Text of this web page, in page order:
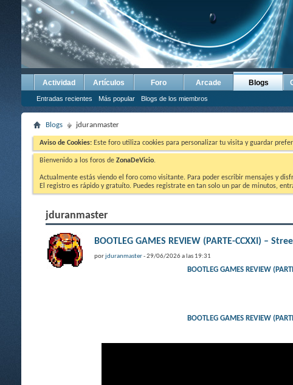
Actividad Artículos Foro Arcade Blogs
Entradas recientes Más popular Blogs de los miembros
Blogs jduranmaster
Aviso de Cookies: Este foro utiliza cookies para personalizar tu visita y guardar
Bienvenido a los foros de ZonaDeVicio.
Actualmente estás viendo el foro como visitante. Para poder escribir mensajes y
El registro es rápido y gratuíto. Puedes registrate en tan solo un par de minutos,
jduranmaster
BOOTLEG GAMES REVIEW (PARTE-CCXXI) –
porjduranmaster- 29/06/2026 a las 19:31
BOOTLEG GAMES REVIEW
BOOTLEG GAMES REVIEW